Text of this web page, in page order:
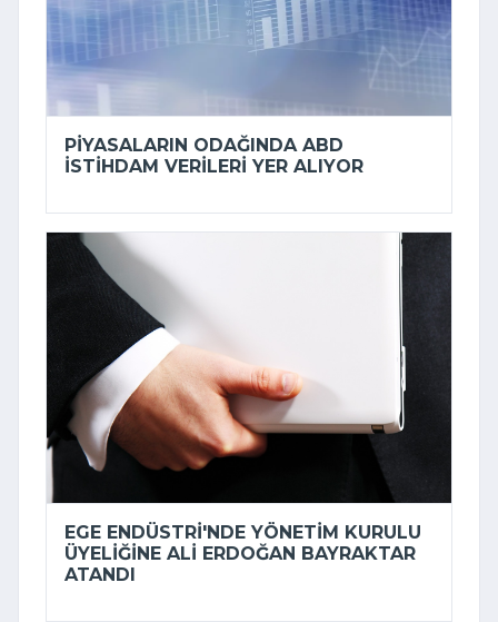
PIYASALARIN ODAĞINDA ABD
ISTIHDAM VERILERI YER ALIYOR
EGE ENDÜSTRI'NDE YÖNETIM KURULU
ÜYELIĞINE ALI ERDOĞAN BAYRAKTAR
ATANDI